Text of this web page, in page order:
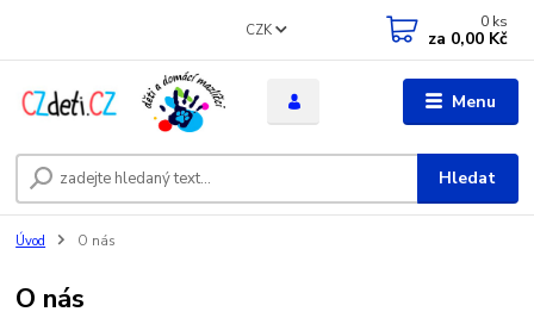
Menu
CZK
Hledat
0 ks
za 0,00 Kč
Úvod O nás
O nás